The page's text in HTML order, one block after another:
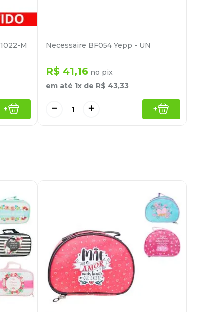
M
+
Necessaire BF054 Yepp - UN
R$ 41,16 no pix
em até 1x de R$ 43,33
＋
－ +